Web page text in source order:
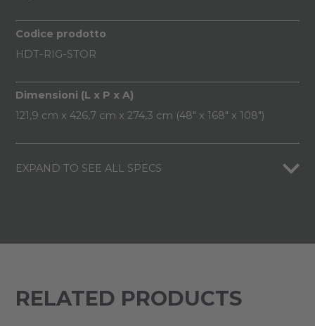
Codice prodotto
HDT-RIG-STOR
Dimensioni (L x P x A)
121,9 cm x 426,7 cm x 274,3 cm (48" x 168" x 108")
EXPAND TO SEE ALL SPECS
RELATED PRODUCTS